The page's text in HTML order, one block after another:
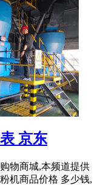
京东
物商城,本频道提供
机商品价格 多少钱,